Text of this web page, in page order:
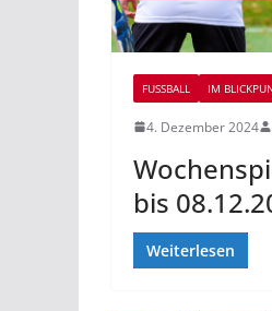
FUSSBALL IM
4. Dezember 2024
bis
Weiterlesen